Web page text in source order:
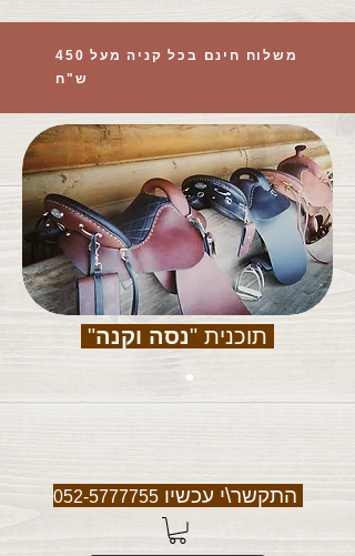
משלוח חינם בכל קניה מעל 450
ש"ח
תוכנית "נסה וקנה"
התקשר\י עכשיו052-5777755